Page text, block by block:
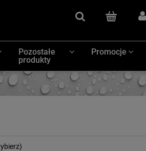
Pozostałe
produkty
Promocje